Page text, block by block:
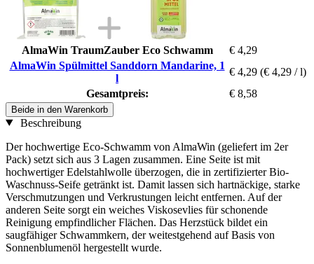
AlmaWin TraumZauber Eco Schwamm
€ 4,29
AlmaWin Spülmittel Sanddorn Mandarine, 1
l
€ 4,29 (€ 4,29 / l)
Gesamtpreis:
€ 8,58
Beide in den Warenkorb
Beschreibung
Der hochwertige Eco-Schwamm von AlmaWin (geliefert im 2er
Pack) setzt sich aus 3 Lagen zusammen. Eine Seite ist mit
hochwertiger Edelstahlwolle überzogen, die in zertifizierter Bio-
Waschnuss-Seife getränkt ist. Damit lassen sich hartnäckige, starke
Verschmutzungen und Verkrustungen leicht entfernen. Auf der
anderen Seite sorgt ein weiches Viskosevlies für schonende
Reinigung empfindlicher Flächen. Das Herzstück bildet ein
saugfähiger Schwammkern, der weitestgehend auf Basis von
Sonnenblumenöl hergestellt wurde.